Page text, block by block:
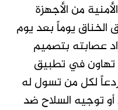
من الأجهزة
الخناق يوماً بعد يوم
عصابته بتصميم
تهاون في تطبيق
لكل من تسول له
توجيه السلاح ضد